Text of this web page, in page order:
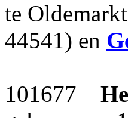
te
44541) en
101677